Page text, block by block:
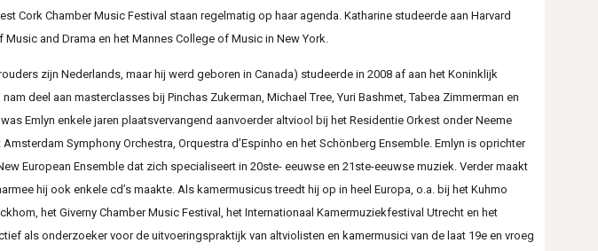
Cork Chamber Music Festival staan regelmatig op haar agenda. Katharine studeerde aan Harvard
and Drama en het Mannes College of Music in New York.
zijn Nederlands, maar hij werd geboren in Canada) studeerde in 2008 af aan het Koninklijk
deel aan masterclasses bij Pinchas Zukerman, Michael Tree, Yuri Bashmet, Tabea Zimmerman en
Emlyn enkele jaren plaatsvervangend aanvoerder altviool bij het Residentie Orkest onder Neeme
Symphony Orchestra, Orquestra d’Espinho en het Schönberg Ensemble. Emlyn is oprichter
European Ensemble dat zich specialiseert in 20ste- eeuwse en 21ste-eeuwse muziek. Verder maakt
hij ook enkele cd’s maakte. Als kamermusicus treedt hij op in heel Europa, o.a. bij het Kuhmo
het Giverny Chamber Music Festival, het Internationaal Kamermuziekfestival Utrecht en het
als onderzoeker voor de uitvoeringspraktijk van altviolisten en kamermusici van de laat 19e en vroeg